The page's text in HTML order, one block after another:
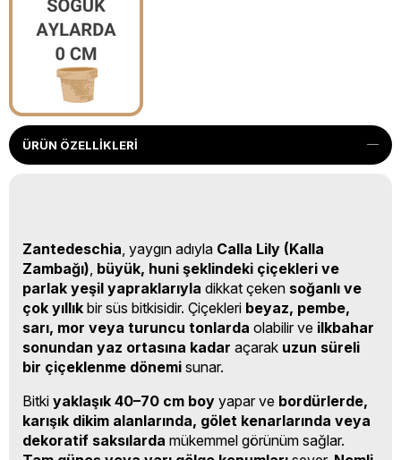
ÜRÜN ÖZELLIKLERI
Zantedeschia , yaygın adıyla Calla Lily (Kalla
Zambağı) büyük, huni şeklindeki çiçekleri ve
parlak yeşil yapraklarıyla dikkat çeken soğanlı ve
çok yıllık bir süs bitkisidir. Çiçekleri beyaz, pembe,
sarı, mor veya turuncu tonlarda olabilir ve ilkbahar
sonundan yaz ortasına kadar açarak uzun süreli
bir çiçeklenme dönemi sunar.
Bitki yaklaşık 40–70 cm boy yapar ve bordürlerde,
karışık dikim alanlarında, gölet kenarlarında veya
dekoratif saksılarda mükemmel görünüm sağlar.